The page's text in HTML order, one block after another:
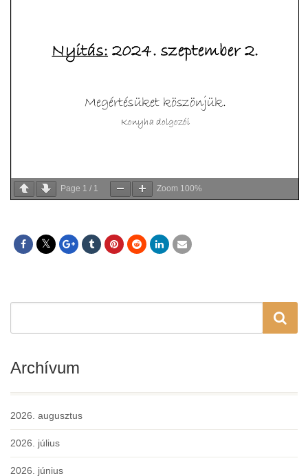
Page 1 / 1 Zoom 100%
Archívum
2026. augusztus
2026. július
2026. június